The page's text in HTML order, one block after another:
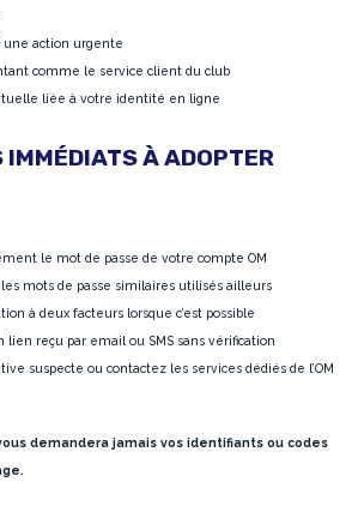
une action urgente
comme le service client du club
liée à votre identité en ligne
IMMÉDIATS À ADOPTER
le mot de passe de votre compte OM
mots de passe similaires utilisés ailleurs
à deux facteurs lorsque c’est possible
lien reçu par email ou SMS sans vérification
suspecte ou contactez les services dédiés de l’OM
demandera jamais vos identifiants ou codes